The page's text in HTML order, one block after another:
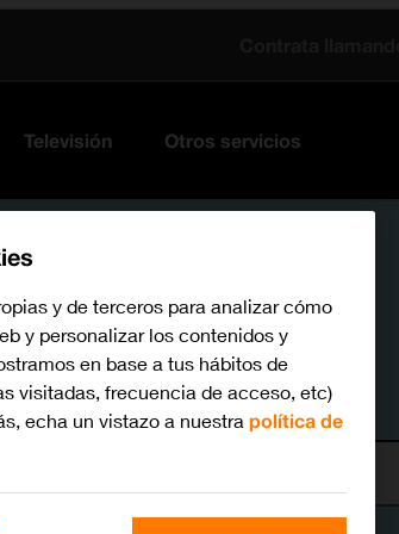
Televisión Otros servicios
y de terceros para analizar cómo
y personalizar los contenidos y
en base a tus hábitos de
visitadas, frecuencia de acceso, etc)
echa un vistazo a nuestra política de